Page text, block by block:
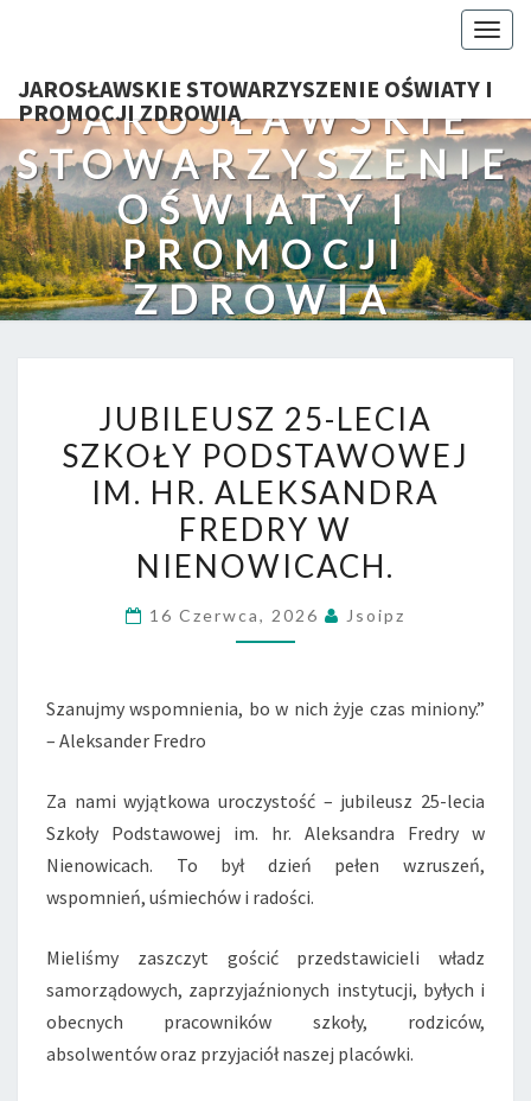
JAROSŁAWSKIE STOWARZYSZENIE OŚWIATY I
PROMOCJI ZDROWIA
JAROSŁAWSKIE
STOWARZYSZENIE
OŚWIATY I
PROMOCJI
ZDROWIA
25-
LECIA
SZKOŁY
PODSTAWOWEJ
IM.
HR.
ALEKSANDRA
FREDRY
NIENOWICACH.
JUBILEUSZ 25-LECIA
SZKOŁY PODSTAWOWEJ
IM. HR. ALEKSANDRA
FREDRY W
NIENOWICACH.
16 Czerwca, 2026 Jsoipz
Szanujmy wspomnienia, bo w nich żyje czas miniony.”
– Aleksander Fredro
Za nami wyjątkowa uroczystość – jubileusz 25-lecia
Szkoły Podstawowej im. hr. Aleksandra Fredry w
Nienowicach. To był dzień pełen wzruszeń,
wspomnień, uśmiechów i radości.
Mieliśmy zaszczyt gościć przedstawicieli władz
samorządowych, zaprzyjaźnionych instytucji, byłych i
obecnych pracowników szkoły, rodziców,
absolwentów oraz przyjaciół naszej placówki.